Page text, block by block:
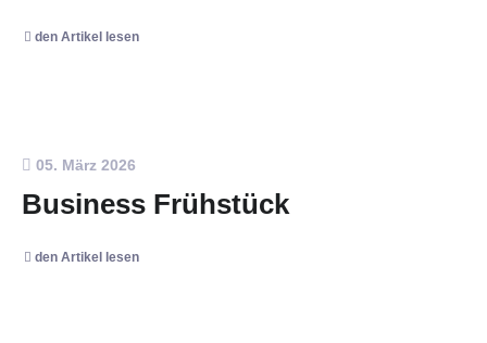
den Artikel lesen
05. März 2026
Business Frühstück
den Artikel lesen